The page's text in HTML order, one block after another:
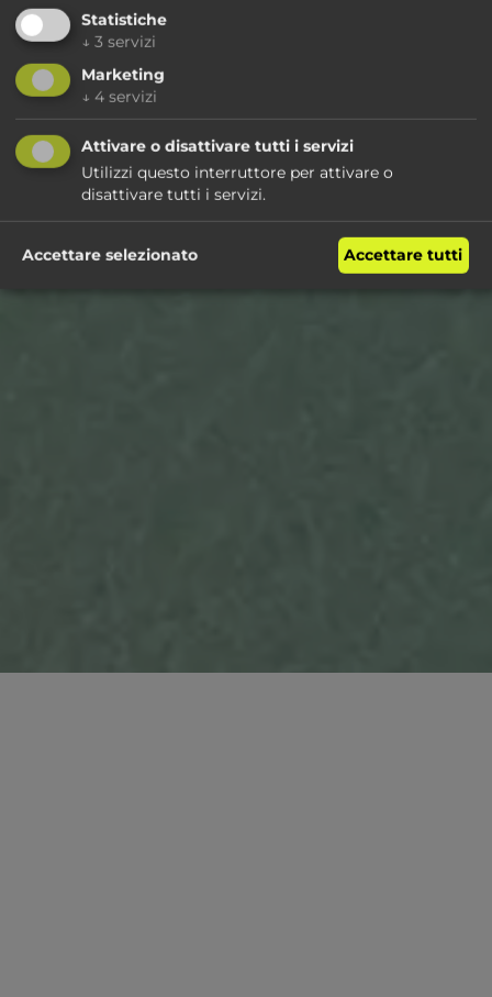
Statistiche
↓ 3 servizi
Marketing
↓ 4 servizi
Attivare o disattivare tutti i servizi
Utilizzi questo interruttore per attivare o
disattivare tutti i servizi.
Accettare selezionato Accettare tutti